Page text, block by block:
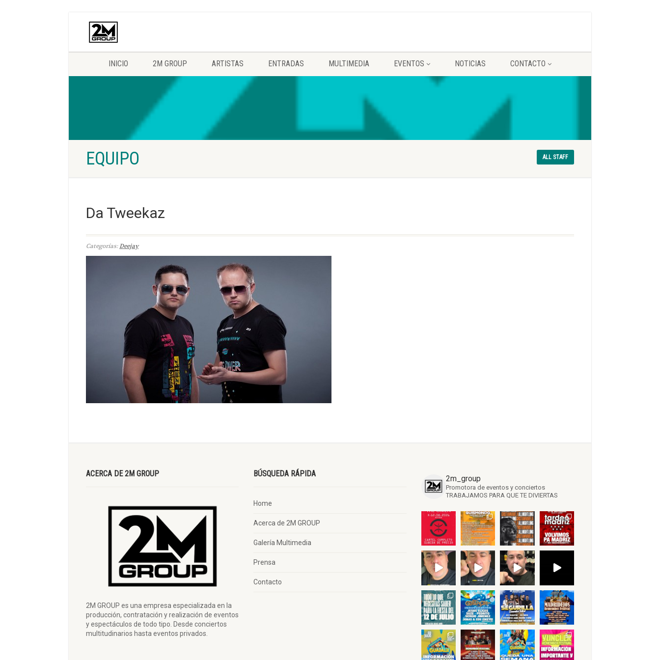
INICIO 2M GROUP ARTISTAS ENTRADAS MULTIMEDIA EVENTOS NOTICIAS CONTACTO
EQUIPO ALL STAFF
Da Tweekaz
Categorías:Deejay
ACERCA DE 2M GROUP
2M GROUP es una empresa especializada en la
producción, contratación y realización de eventos
y espectáculos de todo tipo. Desde conciertos
multitudinarios hasta eventos privados.
BÚSQUEDA RÁPIDA
Home
Acerca de 2M GROUP
Galería Multimedia
Prensa
Contacto
2m_group
Promotora de eventos y conciertos
TRABAJAMOS PARA QUE TE DIVIERTAS